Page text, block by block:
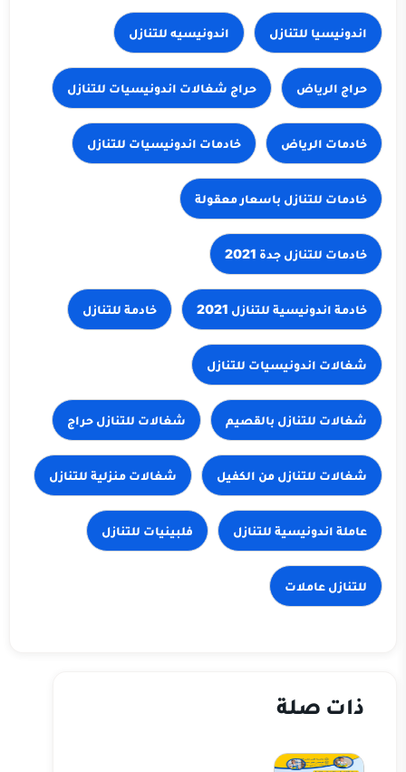
اندونيسيا للتنازل اندونيسيه للتنازل
حراج الرياض
خادمات الرياض
خادمات للتنازل باسعار معقولة
خادمات للتنازل جدة 2021
خادمة للتنازل
شغالات اندونيسيات للتنازل
شغالات للتنازل حراج
شغالات للتنازل من الكفيل شغالات منزلية للتنازل
عاملة اندونيسية للتنازل فلبينيات للتنازل
للتنازل عاملات
ذات صلة